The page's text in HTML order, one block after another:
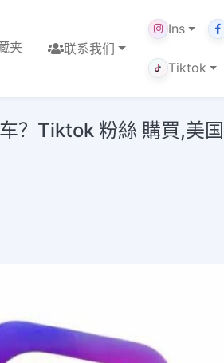
夹 联系我们
Ins
Tiktok
？Tiktok 粉絲 購買,美